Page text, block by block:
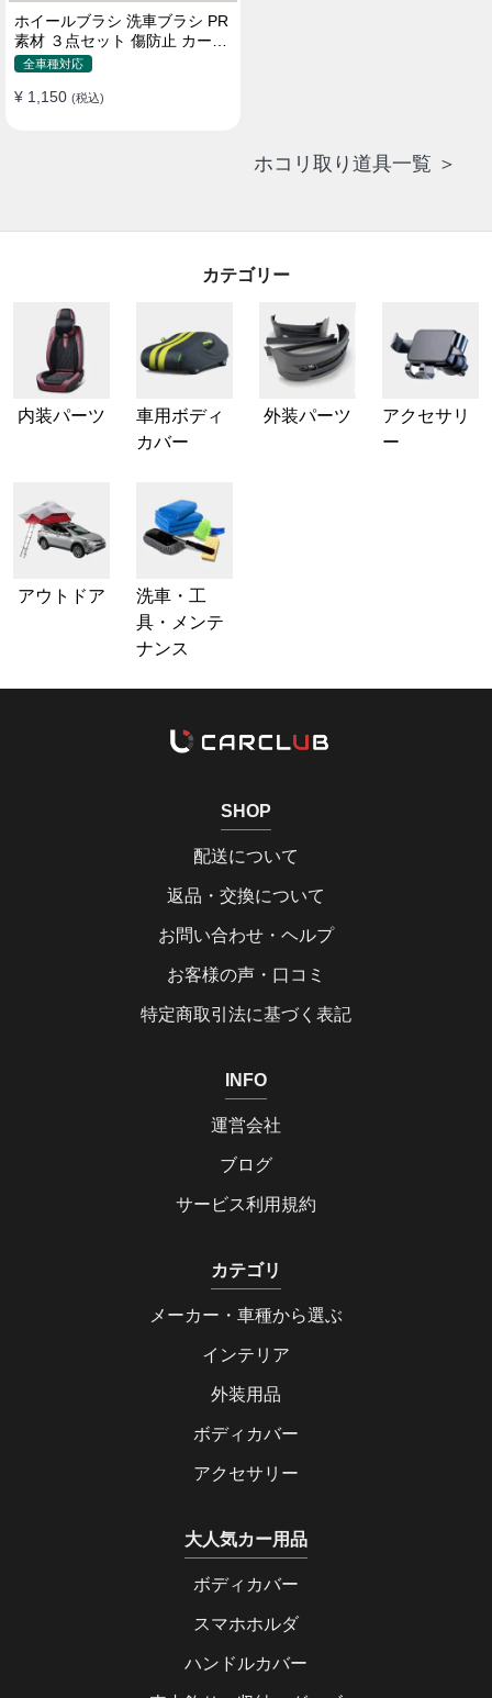
ホイールブラシ 洗車ブラシ PR
素材 ３点セット 傷防止 カーウ
ォッシュ プロ仕様
全車種対応
¥ 1,150 (税込)
ホコリ取り道具一覧 ＞
カテゴリー
内装パーツ
車用ボディ
カバー
外装パーツ
アクセサリ
ー
アウトドア
洗車・工
具・メンテ
ナンス
SHOP
配送について
返品・交換について
お問い合わせ・ヘルプ
お客様の声・口コミ
特定商取引法に基づく表記
INFO
運営会社
ブログ
サービス利用規約
カテゴリ
メーカー・車種から選ぶ
インテリア
外装用品
ボディカバー
アクセサリー
大人気カー用品
ボディカバー
スマホホルダ
ハンドルカバー